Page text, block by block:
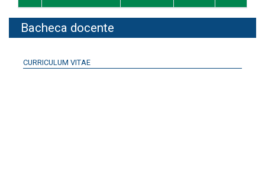
Bacheca docente
CURRICULUM VITAE